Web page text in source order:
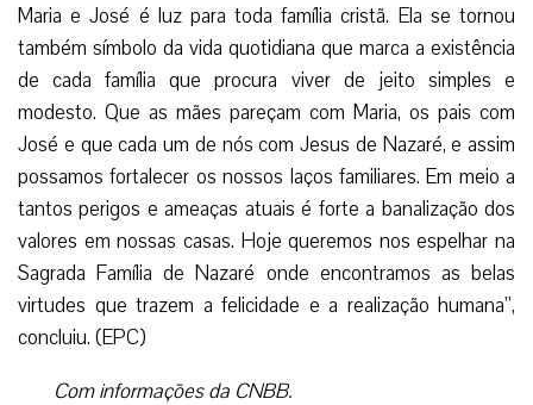
Maria e José é luz para toda família cristã. Ela se tornou
também símbolo da vida quotidiana que marca a existência
de cada família que procura viver de jeito simples e
modesto. Que as mães pareçam com Maria, os pais com
José e que cada um de nós com Jesus de Nazaré, e assim
possamos fortalecer os nossos laços familiares. Em meio a
tantos perigos e ameaças atuais é forte a banalização dos
valores em nossas casas. Hoje queremos nos espelhar na
Sagrada Família de Nazaré onde encontramos as belas
virtudes que trazem a felicidade e a realização humana”,
concluiu. (EPC)
Com informações da CNBB.